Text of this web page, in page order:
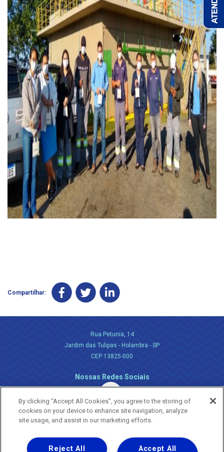
Compartilhar:
Rua Petunia, 14
Jardim das Tulipas - Holambra - SP
CEP 13825-000
Nossas Redes Sociais
By clicking “Accept All Cookies”, you agree to the storing of
cookies on your device to enhance site navigation, analyze
site usage, and assist in our marketing efforts.
Accept All
Reject All